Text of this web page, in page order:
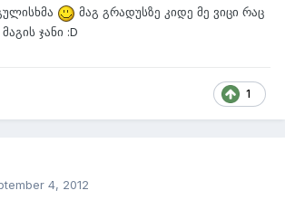
მაგ გრადუსზე კიდე მე ვიცი რაც
მაგის ჯანი :D
1
4, 2012